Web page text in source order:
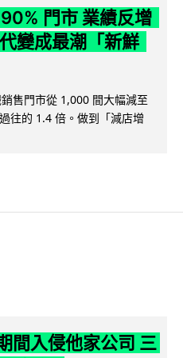
門市 業績反增
變成最潮「新鮮
售門市從 1,000 間大幅減至
往的 1.4 倍。做到「減店增
間入侵他家公司 三